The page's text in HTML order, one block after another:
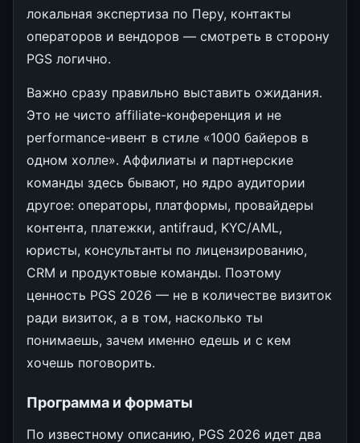
локальная экспертиза по Перу, контакты
операторов и вендоров — смотреть в сторону
PGS логично.
Важно сразу правильно выставить ожидания.
Это не чисто affiliate-конференция и не
performance-ивент в стиле «1000 байеров в
одном холле». Аффилиаты и партнерские
команды здесь бывают, но ядро аудитории
другое: операторы, платформы, провайдеры
контента, платежки, antifraud, KYC/AML,
юристы, консультанты по лицензированию,
CRM и продуктовые команды. Поэтому
ценность PGS 2026 — не в количестве визиток
ради визиток, а в том, насколько ты
понимаешь, зачем именно едешь и с кем
хочешь поговорить.
Программа и форматы
По известному описанию, PGS 2026 идет два